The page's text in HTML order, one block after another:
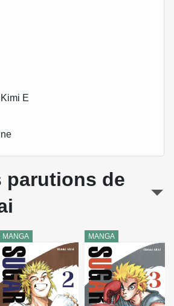
E
parutions de
MANGA MANGA